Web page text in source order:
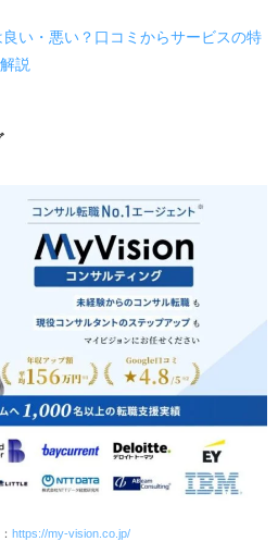
い・悪い？口コミからサービスの特
説
https://my-vision.co.jp/